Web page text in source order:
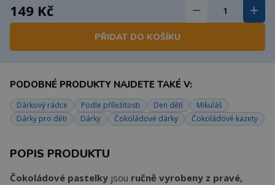
149 Kč
PŘIDAT DO KOŠÍKU
PODOBNÉ PRODUKTY NAJDETE TAKÉ V:
Dárkový rádce Podle příležitosti Den dětí
Mikuláš
Dárky pro děti
Dárky Čokoládové dárky Čokoládové kazety
POPIS PRODUKTU
Čokoládové pastelky jsou ručně vyrobeny z pravé,